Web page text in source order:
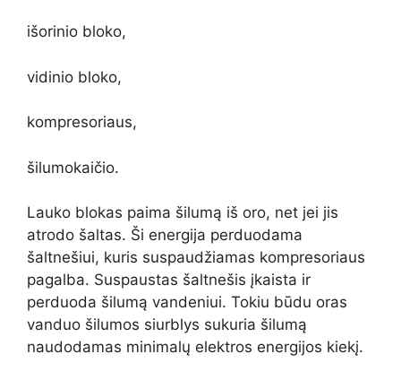
išorinio bloko,
vidinio bloko,
kompresoriaus,
šilumokaičio.
Lauko blokas paima šilumą iš oro, net jei jis
atrodo šaltas. Ši energija perduodama
šaltnešiui, kuris suspaudžiamas kompresoriaus
pagalba. Suspaustas šaltnešis įkaista ir
perduoda šilumą vandeniui. Tokiu būdu oras
vanduo šilumos siurblys sukuria šilumą
naudodamas minimalų elektros energijos kiekį.